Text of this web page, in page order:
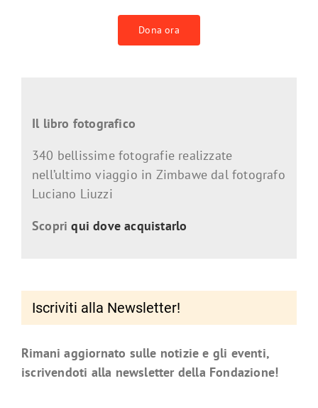
Dona ora
Il libro fotografico
340 bellissime fotografie realizzate
nell’ultimo viaggio in Zimbawe dal fotografo
Luciano Liuzzi
Scopriqui dove acquistarlo
Iscriviti alla Newsletter!
Rimani aggiornato sulle notizie e gli eventi,
iscrivendoti alla newsletter della Fondazione!